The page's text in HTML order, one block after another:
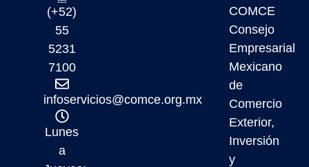
(+52)
55
5231
7100
infoservicios@comce.org.mx
Lunes
a
COMCE
Consejo
Empresarial
Mexicano
de
Comercio
Exterior,
Inversión
y